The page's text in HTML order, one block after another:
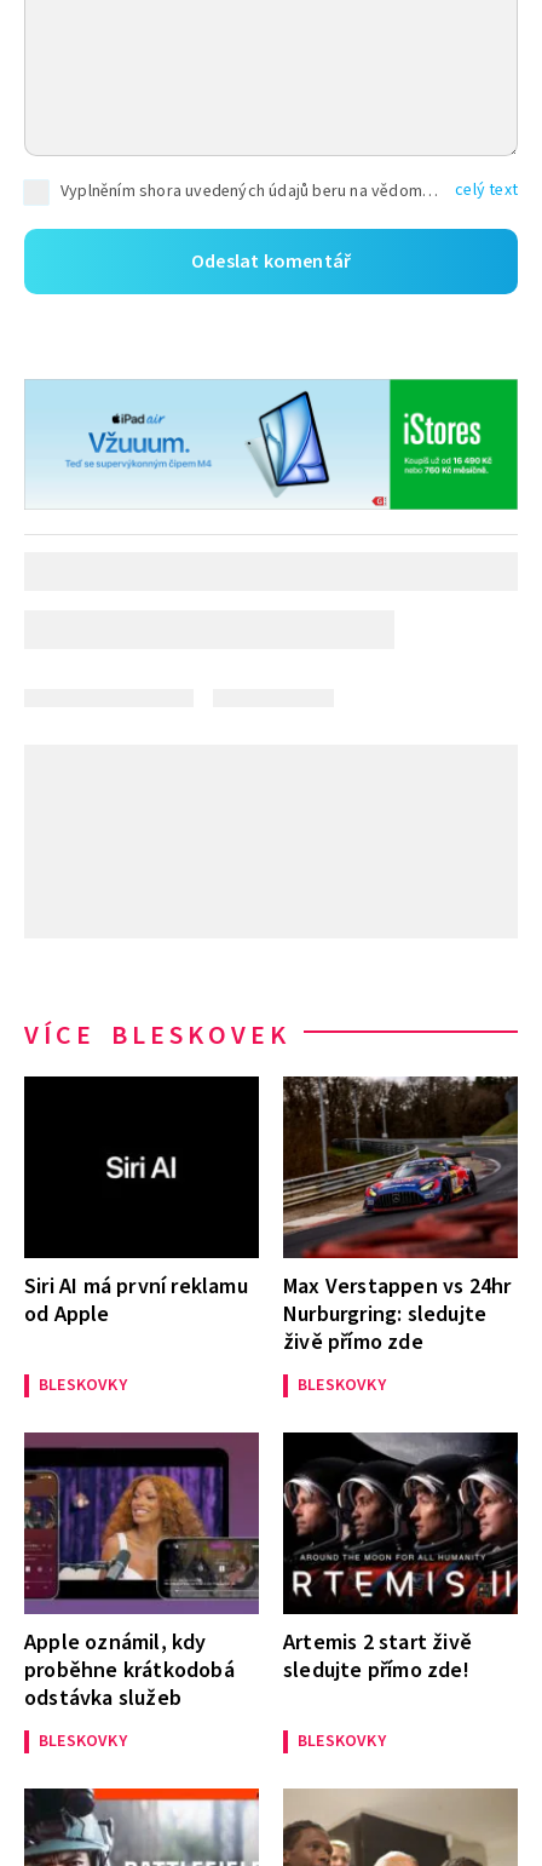
Vyplněním shora uvedených údajů beru na vědomí, že společnost TEXT FACTORY s.r.o., sídlem Brno, Durďákova 336/29, Černá Pole, PSČ: 613 00, IČ: 06157831, zapsané u Krajského soudu v Brně, oddíl C, vložka 100399, bude zpracovávat mé osobní údaje uvedené v rámci mnou vyplněného registračního formuláře na základě oprávněných zájmů TEXT FACTORY s.r.o. dle čl. 6 odst. 1 písm. f) GDPR a pro splnění právních povinností (čl. 6 odst. 1 písm. c) GDPR), a to pro tyto účely: nezbytnost zajistit oprávnění návštěvníka webových stránek provozovaných společností TEXT FACTORY s.r.o. přispívat aktivně ke zveřejněným článkům nebo v rámci diskusních fór a výkon práv TEXT FACTORY s.r.o. jako administrátora těchto diskusních fór. Více informací o zpracování osobních údajů a právech lze nalézt v celý text
VÍCE BLESKOVEK
Siri AI má první reklamu
od Apple
BLESKOVKY
Max Verstappen vs 24hr
Nurburgring: sledujte
živě přímo zde
BLESKOVKY
Apple oznámil, kdy
proběhne krátkodobá
odstávka služeb
BLESKOVKY
Artemis 2 start živě
sledujte přímo zde!
BLESKOVKY